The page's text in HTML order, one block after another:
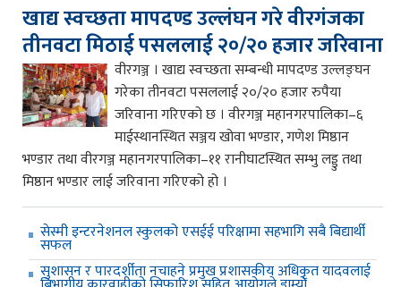
खाद्य स्वच्छता मापदण्ड उल्लंघन गरे वीरगंजका
तीनवटा मिठाई पसललाई २०/२० हजार जरिवाना
वीरगञ्ज । खाद्य स्वच्छता सम्बन्धी मापदण्ड उल्लङ्घन
गरेका तीनवटा पसललाई २०/२० हजार रुपैया
जरिवाना गरिएको छ । वीरगञ्ज महानगरपालिका–६
माईस्थानस्थित सञ्जय खोवा भण्डार, गणेश मिष्ठान
भण्डार तथा वीरगञ्ज महानगरपालिका–११ रानीघाटस्थित सम्भु लड्डु तथा
मिष्ठान भण्डार लाई जरिवाना गरिएको हो ।
सेस्मी इन्टरनेशनल स्कुलको एसईई परिक्षामा सहभागि सबै बिद्यार्थी
सफल
सुशासन र पारदर्शीता नचाहने प्रमुख प्रशासकीय अधिकृत यादवलाई